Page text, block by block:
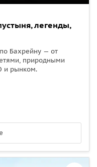
легенды,
Бахрейну — от
природными
и рынком.